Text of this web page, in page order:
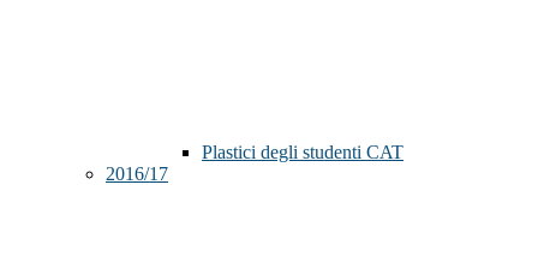
Plastici degli studenti CAT
2016/17